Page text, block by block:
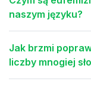
naszym języku?
Jak brzmi
liczby mnogiej